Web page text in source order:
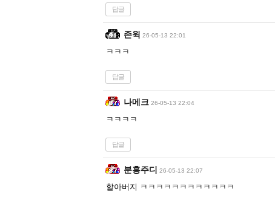
답글
존윅 26-05-13 22:01
ㅋㅋㅋ
답글
나메크 26-05-13 22:04
ㅋㅋㅋㅋ
답글
분홍주디 26-05-13 22:07
할아버지 ㅋㅋㅋㅋㅋㅋㅋㅋㅋㅋㅋㅋ